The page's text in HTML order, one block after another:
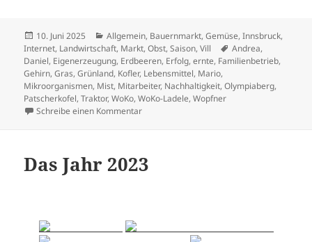
Veröffentlicht
am
10. Juni 2025 Kategorien
Allgemein, Bauernmarkt,Gemüse,Innsbruck,
Internet, Landwirtschaft, Markt,Obst,Saison,Vill Schlagwörter
Andrea,
Daniel, Eigenerzeugung, Erdbeeren, Erfolg,ernte, Familienbetrieb,
Gehirn,Gras,Grünland, Kofler, Lebensmittel, Mario,
Mikroorganismen, Mist, Mitarbeiter, Nachhaltigkeit,Olympiaberg,
Patscherkofel,Traktor,WoKo,WoKo-Ladele,Wopfner
Schreibe einen Kommentarzu Sommer 2025
Das Jahr 2023